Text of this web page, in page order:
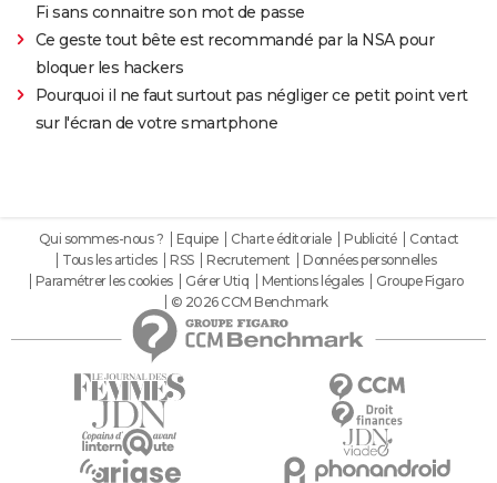
Fi sans connaitre son mot de passe
Ce geste tout bête est recommandé par la NSA pour
bloquer les hackers
Pourquoi il ne faut surtout pas négliger ce petit point vert
sur l'écran de votre smartphone
Qui sommes-nous ? Equipe Charte éditoriale Publicité
Contact
Tous les articles
RSS Recrutement
Données personnelles
Paramétrer les cookies
Gérer Utiq Mentions légales
Groupe Figaro
© 2026 CCM Benchmark